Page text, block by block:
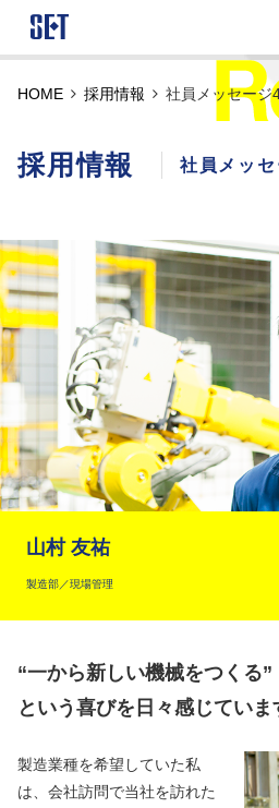
HOME 採用情報 社員メッセージ
採用情報 社員メッ
山村 友祐
製造部／現場管理
“一から新しい機械をつくる”
という喜びを日々感じていま
製造業種を希望していた私
は、会社訪問で当社を訪れた